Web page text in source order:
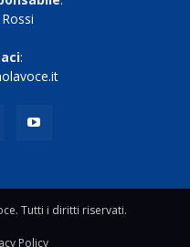
:
Tutti i diritti riservati.
Policy